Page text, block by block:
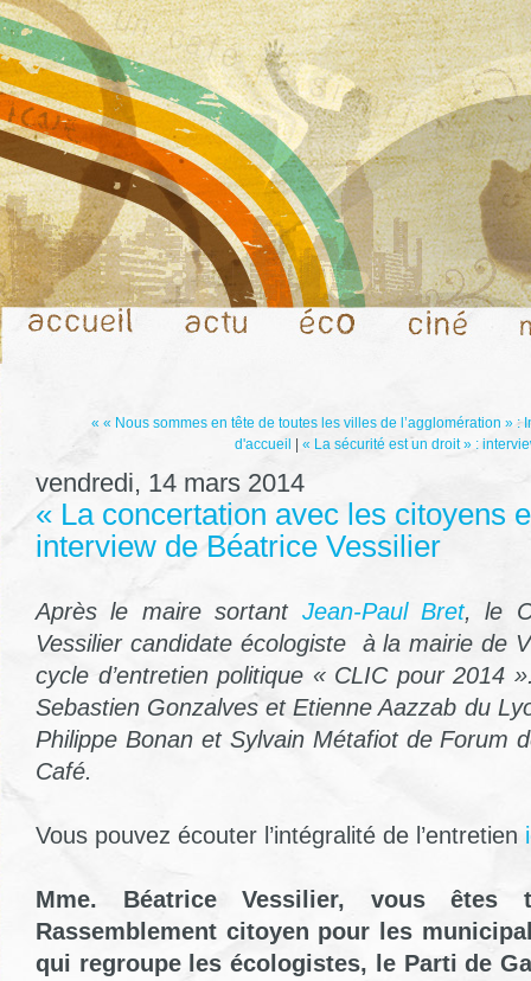
« « Nous sommes en tête de toutes les villes de l’agglomération » :
d'accueil
« La sécurité est un droit » :
vendredi, 14 mars 2014
« La concertation avec les citoyens
interview de Béatrice Vessilier
Après le maire sortant Jean-Paul Bret, le
Vessilier candidate écologiste à la mairie de
cycle d’entretien politique « CLIC pour 2014
Sebastien Gonzalves et Etienne Aazzab du
Philippe Bonan et Sylvain Métafiot de Forum
Café.
Vous pouvez écouter l’intégralité de l’entretien
Mme. Béatrice Vessilier, vous
Rassemblement citoyen pour les
qui regroupe les écologistes, le Parti de